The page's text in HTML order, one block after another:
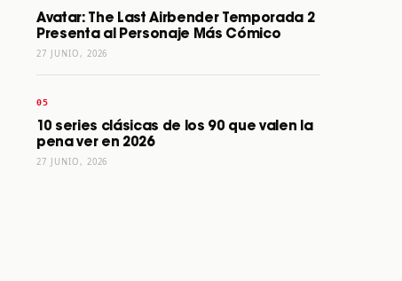
Avatar: The Last Airbender Temporada 2
Presenta al Personaje Más Cómico
27 JUNIO, 2026
10 series clásicas de los 90 que valen la
pena ver en 2026
27 JUNIO, 2026